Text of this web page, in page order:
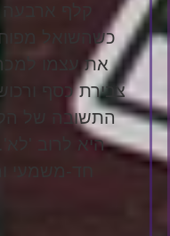
קלף
כשהשואל
את עצמו
צבירת כסף
התשובה של
היא לרוב
חד-משמעי